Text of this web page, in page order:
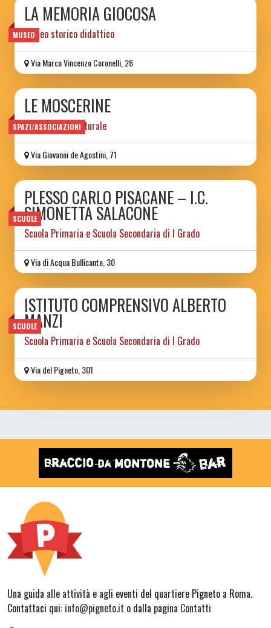
MUSEO
LA MEMORIA GIOCOSA
museo storico didattico
Via Marco Vincenzo Coronelli, 26
SPAZI/ASSOCIAZIONI
LE MOSCERINE
associazione culturale
Via Giovanni de Agostini, 71
SCUOLE
PLESSO CARLO PISACANE – I.C.
SIMONETTA SALACONE
Scuola Primaria e Scuola Secondaria di I Grado
Via di Acqua Bullicante, 30
SCUOLE
ISTITUTO COMPRENSIVO ALBERTO
MANZI
Scuola Primaria e Scuola Secondaria di I Grado
Via del Pigneto, 301
Una guida alle attività e agli eventi del quartiere Pigneto a Roma.
Contattaci qui: info@pigneto.it o dalla pagina Contatti